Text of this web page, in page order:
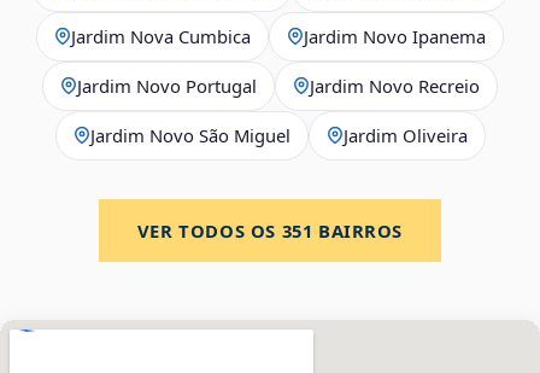
Jardim Nova Cumbica Jardim Novo Ipanema
Jardim Novo Portugal Jardim Novo Recreio
Jardim Novo São Miguel Jardim Oliveira
VER TODOS OS 351 BAIRROS